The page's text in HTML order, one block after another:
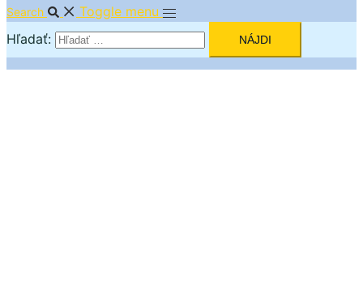
Search
Toggle menu
Hľadať: